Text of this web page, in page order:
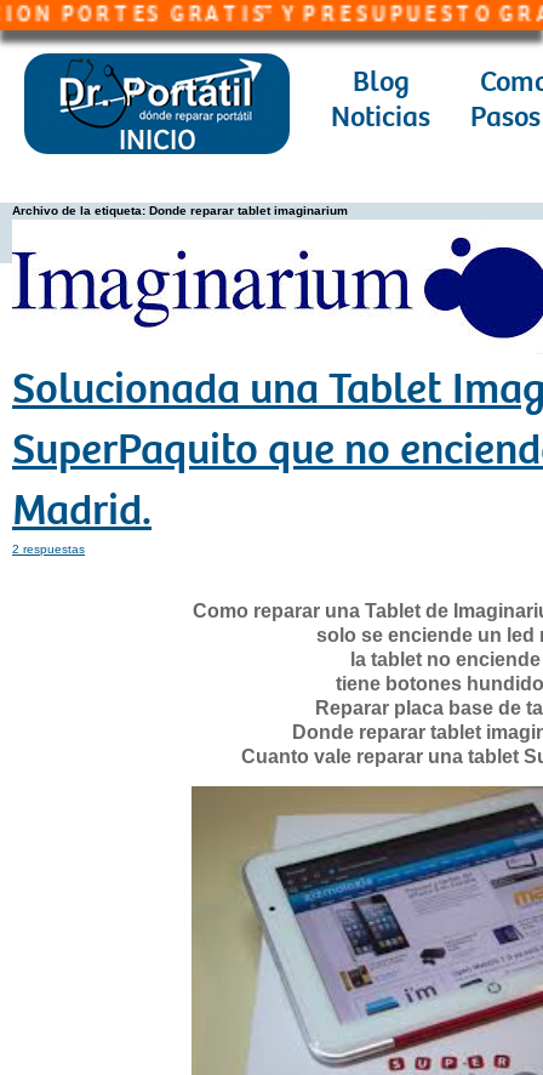
P O R T E S G R A T I S* Y P R E S U P U E S T O G R A T
Blog
Noticias
Archivo de la etiqueta: Donde reparar tablet imaginarium
Solucionada una Tablet
SuperPaquito que no
Madrid.
2 respuestas
Como reparar una Tablet de
solo se enciende un led
la tablet no enciende
tiene botones
Reparar placa base de
Donde reparar tablet
Cuanto vale reparar una tablet